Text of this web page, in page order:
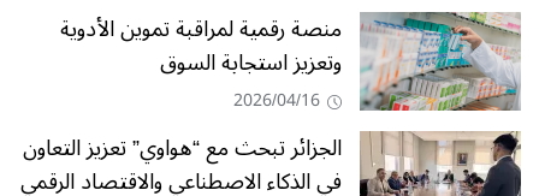
منصة رقمية لمراقبة تموين الأدوية
وتعزيز استجابة السوق
2026/04/16
الجزائر تبحث مع “هواوي” تعزيز التعاون
في الذكاء الاصطناعي والاقتصاد الرقمي